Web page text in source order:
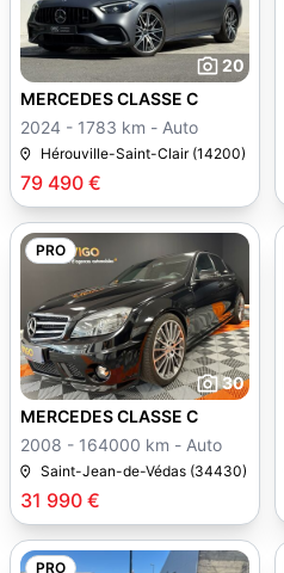
20
79 490 €
MERCEDES CLASSE C
2024 - 1783 km - Auto
Hérouville-Saint-Clair (14200)
PRO
30
31 990 €
MERCEDES CLASSE C
2008 - 164000 km - Auto
Saint-Jean-de-Védas (34430)
PRO